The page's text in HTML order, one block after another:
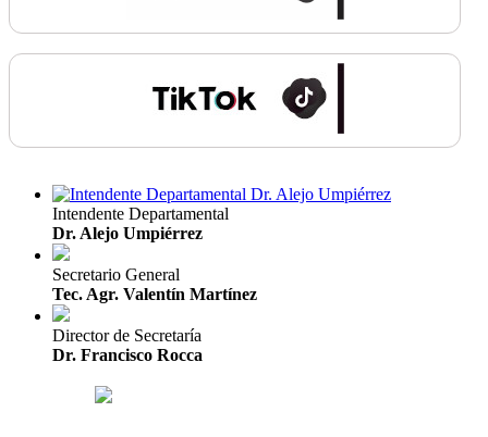
Intendente Departamental
Dr. Alejo Umpiérrez
Secretario General
Tec. Agr. Valentín Martínez
Director de Secretaría
Dr. Francisco Rocca